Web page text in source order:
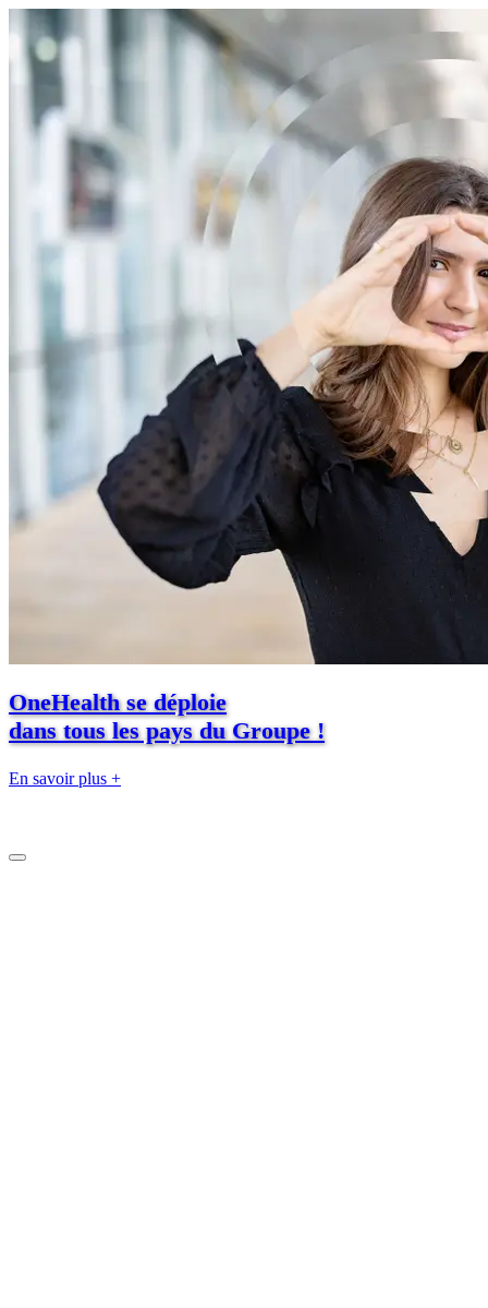
OneHealth se déploie
dans tous les pays du Groupe !
En savoir plus +